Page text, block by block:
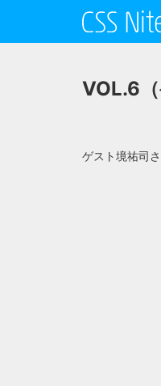
VOL.6
ゲスト境祐司